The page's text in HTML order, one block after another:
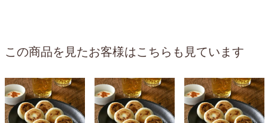
この商品を見たお客様はこちらも見ています